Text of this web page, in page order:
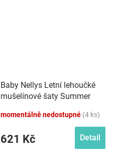
Baby Nellys Letní lehoučké
mušelínové šaty Summer
momentálně nedostupné (4 ks)
621 Kč Detail